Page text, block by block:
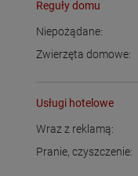
Reguły domu
Niepożądane:
Zwierzęta domowe:
Usługi hotelowe
Wraz z reklamą:
Pranie, czyszczenie: